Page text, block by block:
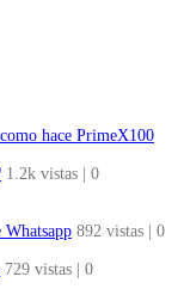
hace PrimeX100
1.2k vistas
0
Whatsapp 892 vistas
0
729 vistas
0